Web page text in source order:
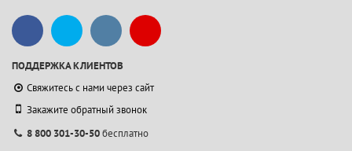
ПОДДЕРЖКА КЛИЕНТОВ
Свяжитесь с нами через сайт
Закажите обратный звонок
8 800 301-30-50бесплатно